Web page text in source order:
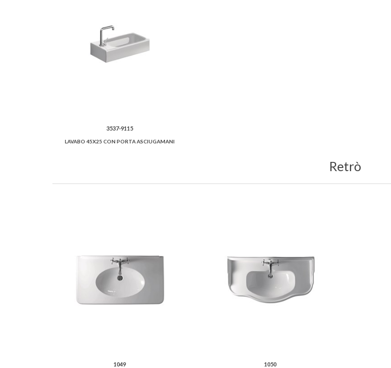
3537-9115
LAVABO 45X25 CON PORTA ASCIUGAMANI
Retrò
1049 1050